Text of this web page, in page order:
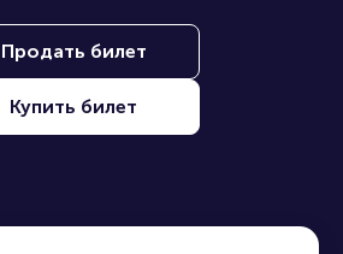
Продать билет
Купить билет